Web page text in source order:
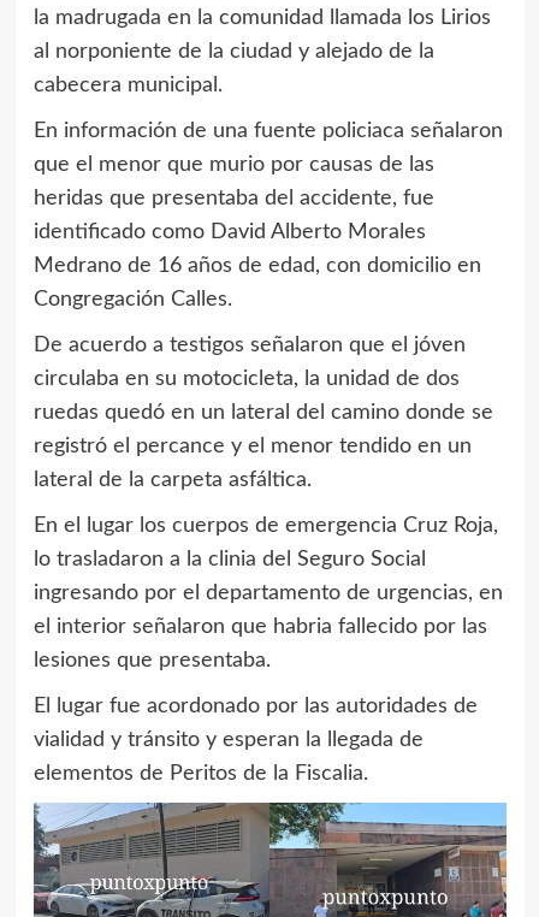
la madrugada en la comunidad llamada los Lirios
al norponiente de la ciudad y alejado de la
cabecera municipal.
En información de una fuente policiaca señalaron
que el menor que murio por causas de las
heridas que presentaba del accidente, fue
identificado como David Alberto Morales
Medrano de 16 años de edad, con domicilio en
Congregación Calles.
De acuerdo a testigos señalaron que el jóven
circulaba en su motocicleta, la unidad de dos
ruedas quedó en un lateral del camino donde se
registró el percance y el menor tendido en un
lateral de la carpeta asfáltica.
En el lugar los cuerpos de emergencia Cruz Roja,
lo trasladaron a la clinia del Seguro Social
ingresando por el departamento de urgencias, en
el interior señalaron que habria fallecido por las
lesiones que presentaba.
El lugar fue acordonado por las autoridades de
vialidad y tránsito y esperan la llegada de
elementos de Peritos de la Fiscalia.